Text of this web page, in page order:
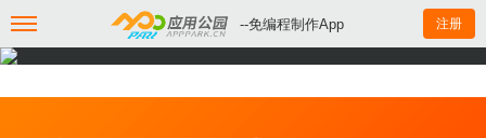
--免编程制作App 注册